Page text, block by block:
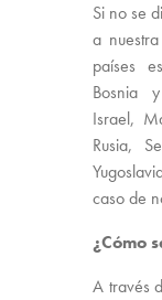
Si no se
a
países
Bosnia
Israel,
Rusia,
caso de
¿Cómo
A través